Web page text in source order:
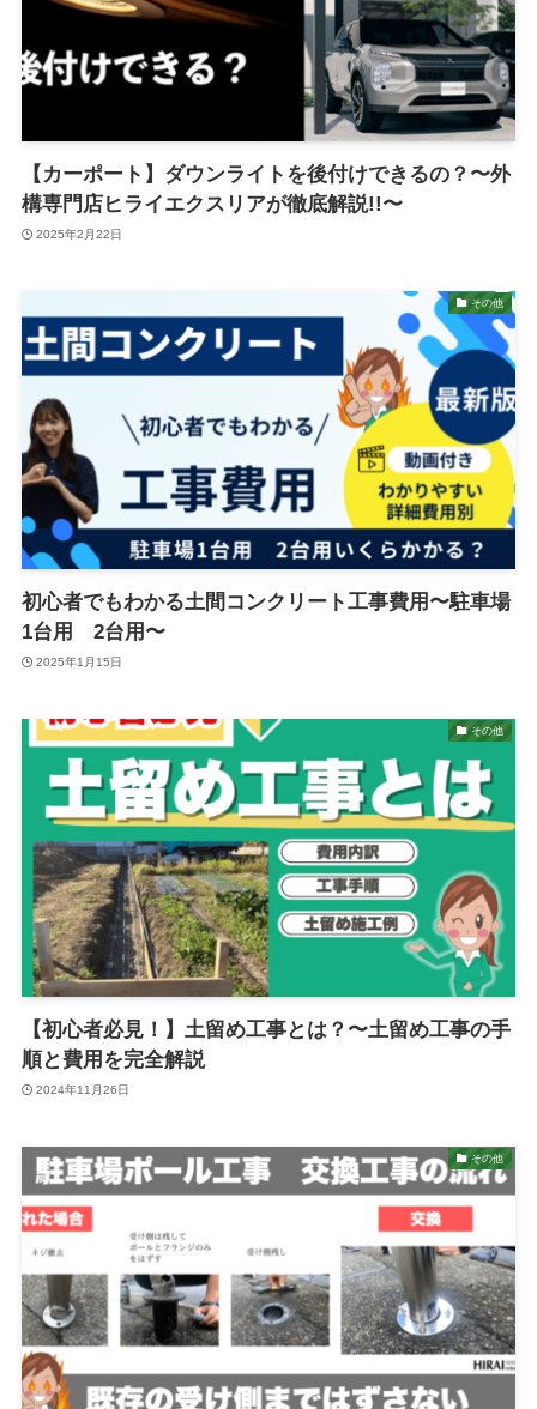
【カーポート】ダウンライトを後付けできるの？〜外
構専門店ヒライエクスリアが徹底解説!!〜
2025年2月22日
その他
初心者でもわかる土間コンクリート工事費用〜駐車場
1台用 2台用〜
2025年1月15日
その他
【初心者必見！】土留め工事とは？〜土留め工事の手
順と費用を完全解説
2024年11月26日
その他